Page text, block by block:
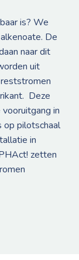
is? We
De
naar dit
uit
Deze
in
op pilotschaal
in
zetten